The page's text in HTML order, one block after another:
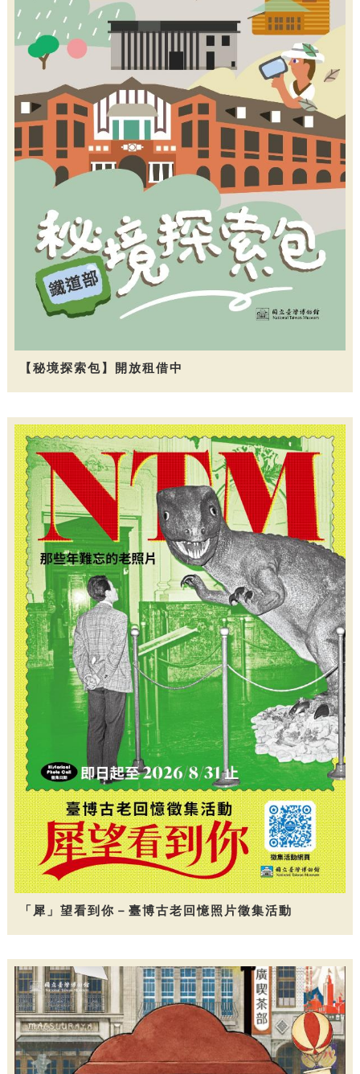
【秘境探索包】開放租借中
「犀」望看到你－臺博古老回憶照片徵集活動